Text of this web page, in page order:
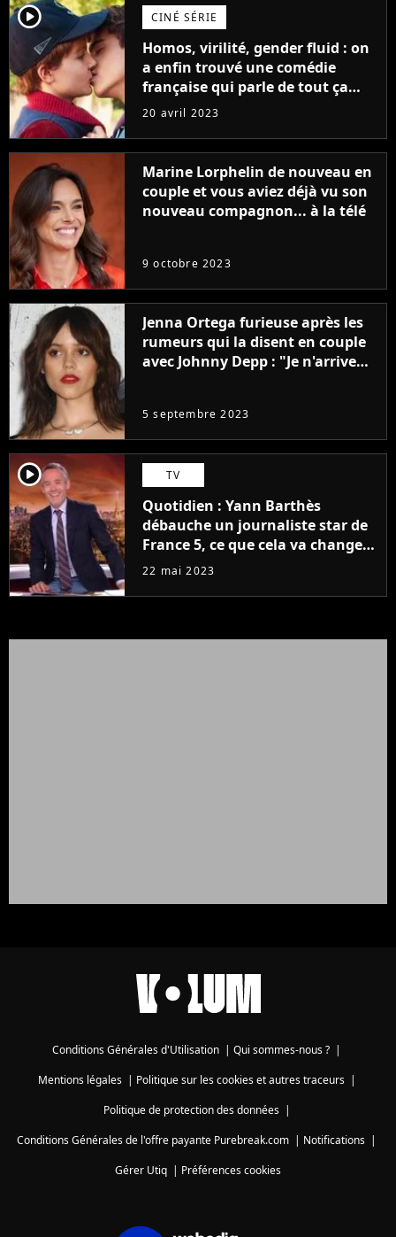
player2 CINÉ SÉRIE
Homos, virilité, gender fluid : on
a enfin trouvé une comédie
française qui parle de tout ça
sans être super ringarde
20 avril 2023
Marine Lorphelin de nouveau en
couple et vous aviez déjà vu son
nouveau compagnon... à la télé
9 octobre 2023
Jenna Ortega furieuse après les
rumeurs qui la disent en couple
avec Johnny Depp : "Je n'arrive
5 septembre 2023
player2 TV
Quotidien : Yann Barthès
débauche un journaliste star de
France 5, ce que cela va changer
à la rentrée
22 mai 2023
Conditions Générales d'Utilisation Qui sommes-nous ?
Mentions légales| Politique sur les cookies et autres traceurs|
Politique de protection des données|
Conditions Générales de l'offre payante Purebreak.com
Notifications
Gérer Utiq
Préférences cookies